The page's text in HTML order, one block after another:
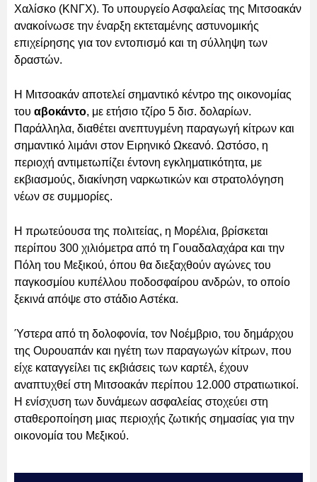
Χαλίσκο (ΚΝΓΧ). Το υπουργείο Ασφαλείας της Μιτσοακάν
ανακοίνωσε την έναρξη εκτεταμένης αστυνομικής
επιχείρησης για τον εντοπισμό και τη σύλληψη των
δραστών.
Η Μιτσοακάν αποτελεί σημαντικό κέντρο της οικονομίας
του αβοκάντο, με ετήσιο τζίρο 5 δισ. δολαρίων.
Παράλληλα, διαθέτει ανεπτυγμένη παραγωγή κίτρων και
σημαντικό λιμάνι στον Ειρηνικό Ωκεανό. Ωστόσο, η
περιοχή αντιμετωπίζει έντονη εγκληματικότητα, με
εκβιασμούς, διακίνηση ναρκωτικών και στρατολόγηση
νέων σε συμμορίες.
Η πρωτεύουσα της πολιτείας, η Μορέλια, βρίσκεται
περίπου 300 χιλιόμετρα από τη Γουαδαλαχάρα και την
Πόλη του Μεξικού, όπου θα διεξαχθούν αγώνες του
παγκοσμίου κυπέλλου ποδοσφαίρου ανδρών, το οποίο
ξεκινά απόψε στο στάδιο Αστέκα.
Ύστερα από τη δολοφονία, τον Νοέμβριο, του δημάρχου
της Ουρουαπάν και ηγέτη των παραγωγών κίτρων, που
είχε καταγγείλει τις εκβιάσεις των καρτέλ, έχουν
αναπτυχθεί στη Μιτσοακάν περίπου 12.000 στρατιωτικοί.
Η ενίσχυση των δυνάμεων ασφαλείας στοχεύει στη
σταθεροποίηση μιας περιοχής ζωτικής σημασίας για την
οικονομία του Μεξικού.